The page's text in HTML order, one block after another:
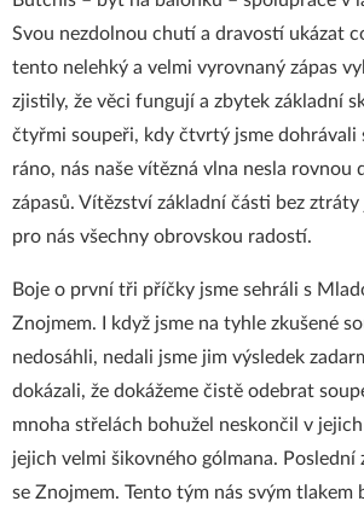
Svou nezdolnou chutí a dravostí ukázat
tento nelehký a velmi vyrovnaný zápas
zjistily, že věci fungují a zbytek základní
čtyřmi soupeři, kdy čtvrtý jsme dohrávali
ráno, nás naše vítězná vlna nesla rovnou
zápasů. Vítězství základní části bez
pro nás všechny obrovskou radostí.
Boje o první tři příčky jsme sehráli s
Znojmem. I když jsme na tyhle zkušené
nedosáhli, nedali jsme jim výsledek
dokázali, že dokážeme čistě odebrat
mnoha střelách bohužel neskončil v
jejich velmi šikovného gólmana. Poslední
se Znojmem. Tento tým nás svým tlakem